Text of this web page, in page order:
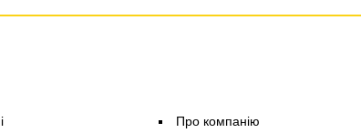
Про компанію